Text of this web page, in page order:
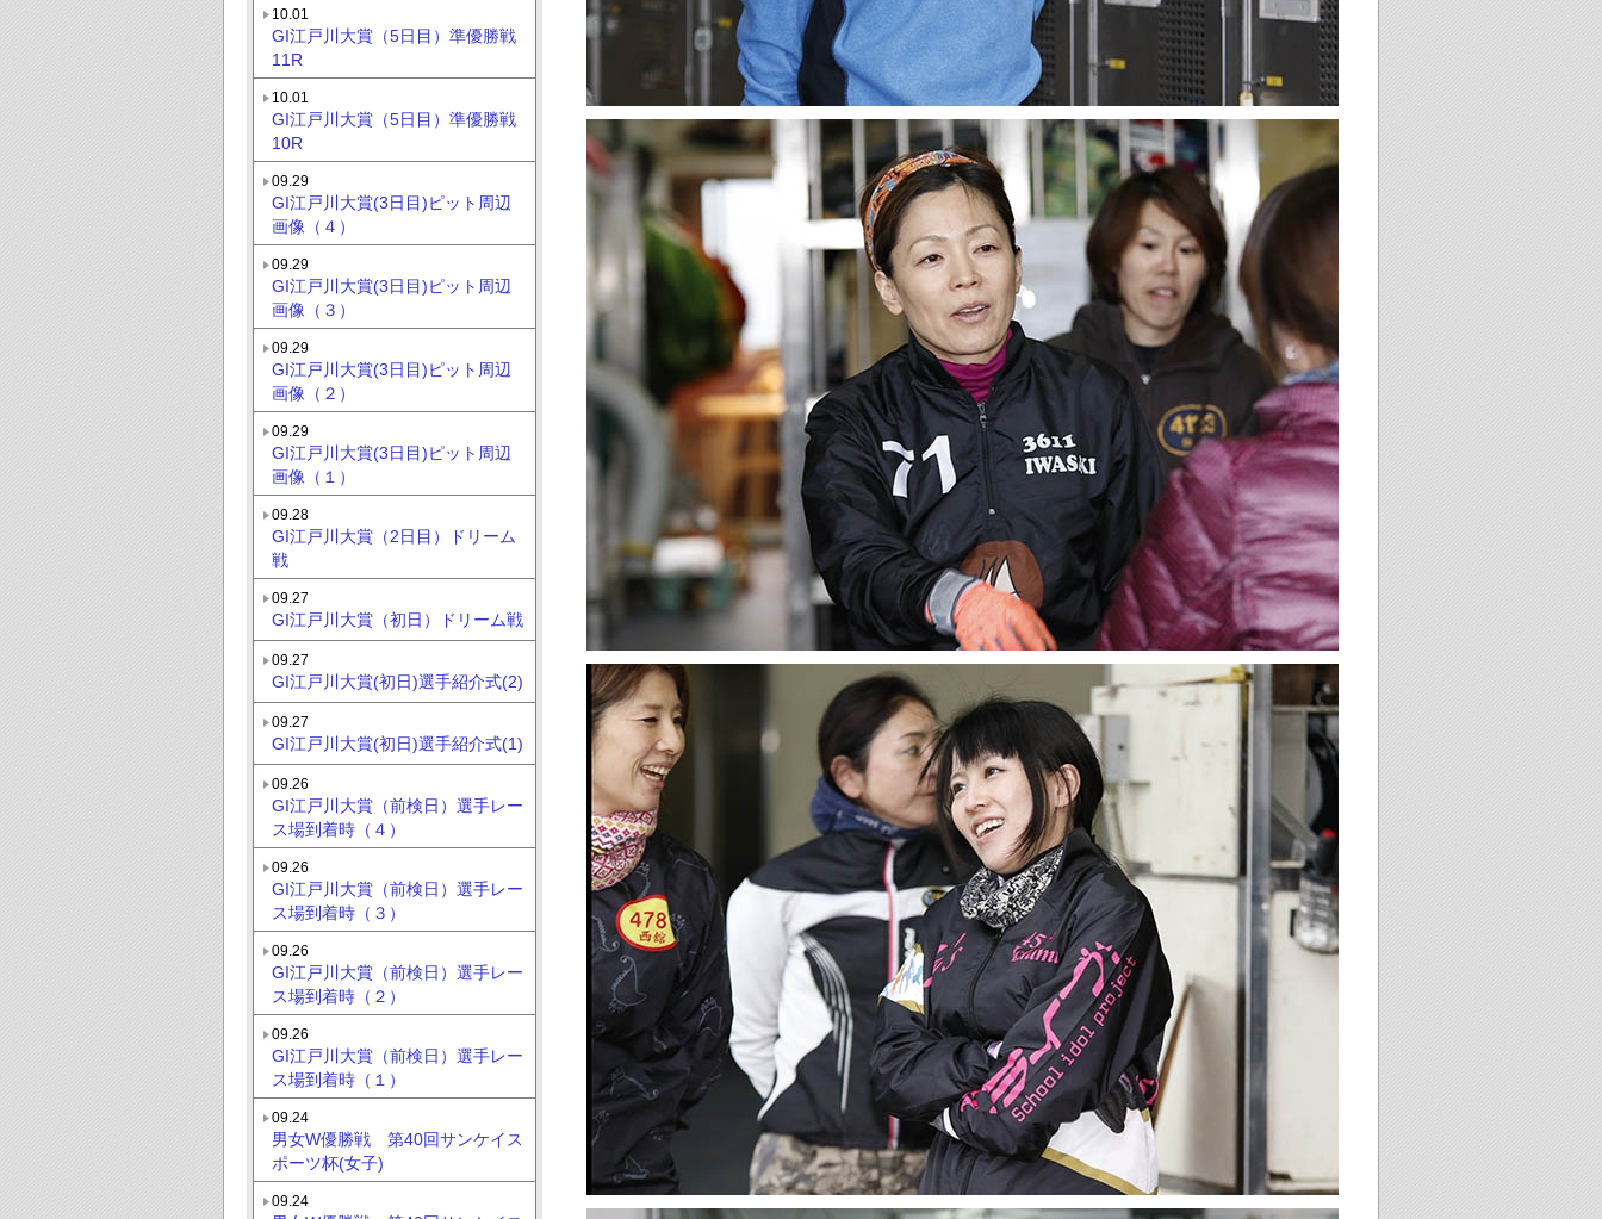
10.01
GI江戸川大賞（5日目）準優勝戦
11R
10.01
GI江戸川大賞（5日目）準優勝戦
10R
09.29
GI江戸川大賞(3日目)ピット周辺
画像（４）
09.29
GI江戸川大賞(3日目)ピット周辺
画像（３）
09.29
GI江戸川大賞(3日目)ピット周辺
画像（２）
09.29
GI江戸川大賞(3日目)ピット周辺
画像（１）
09.28
GI江戸川大賞（2日目）ドリーム
戦
09.27
GI江戸川大賞（初日）ドリーム戦
09.27
GI江戸川大賞(初日)選手紹介式(2)
09.27
GI江戸川大賞(初日)選手紹介式(1)
09.26
GI江戸川大賞（前検日）選手レー
ス場到着時（４）
09.26
GI江戸川大賞（前検日）選手レー
ス場到着時（３）
09.26
GI江戸川大賞（前検日）選手レー
ス場到着時（２）
09.26
GI江戸川大賞（前検日）選手レー
ス場到着時（１）
09.24
男女W優勝戦 第40回サンケイス
ポーツ杯(女子)
09.24